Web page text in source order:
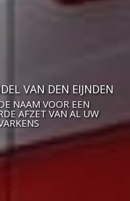
VAN DEN EIJNDEN
NAAM VOOR EEN
AFZET VAN AL UW